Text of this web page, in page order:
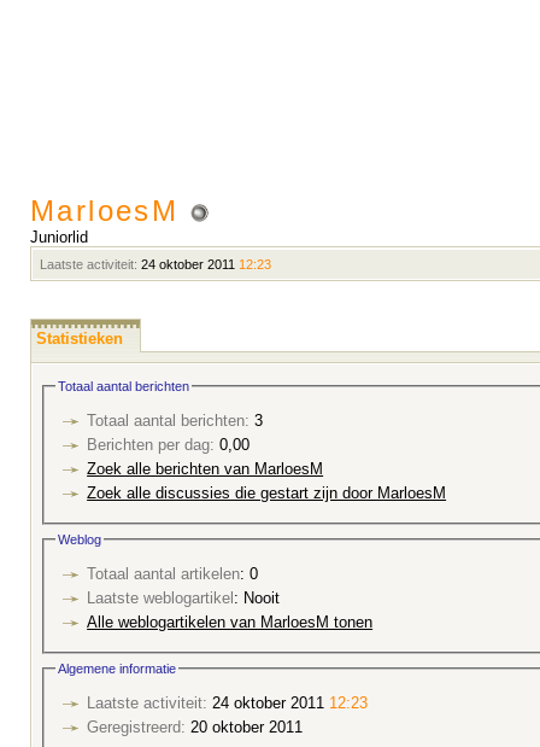
MarloesM
Juniorlid
Laatste activiteit: 24 oktober 2011 12:23
Statistieken
Totaal aantal berichten
Totaal aantal berichten: 3
Berichten per dag: 0,00
Zoek alle berichten van MarloesM
Zoek alle discussies die gestart zijn door MarloesM
Weblog
Totaal aantal artikelen: 0
Laatste weblogartikel
: Nooit
Alle weblogartikelen van MarloesM tonen
Algemene informatie
Laatste activiteit: 24 oktober 2011 12:23
Geregistreerd: 20 oktober 2011